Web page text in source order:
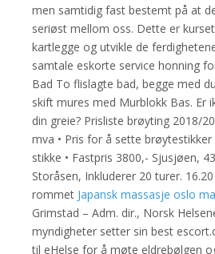
men samtidig fast bestemt på at
seriøst mellom oss. Dette er
kartlegge og utvikle de
samtale eskorte service honning
Bad To flislagte bad, begge med
skift mures med Murblokk Bas. Er
din greie? Prisliste brøyting 2018/
mva • Pris for å sette
stikke • Fastpris 3800,- Sjusjøen,
Storåsen, Inkluderer 20 turer.
rommet Japansk massasje oslo
Grimstad – Adm. dir., Norsk
myndigheter setter sin best
til eHelse for å møte eldrebølgen